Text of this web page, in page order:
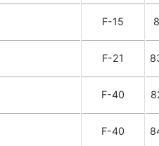
F-15
F-21
F-40
F-40